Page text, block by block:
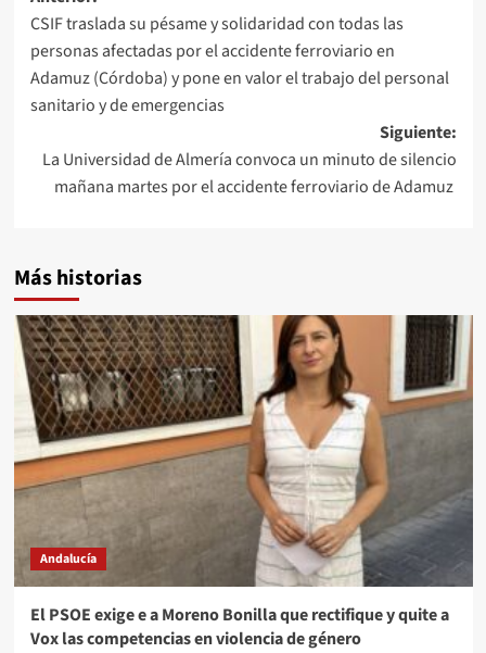
de
entradas
CSIF traslada su pésame y solidaridad con todas las
personas afectadas por el accidente ferroviario en
Adamuz (Córdoba) y pone en valor el trabajo del personal
sanitario y de emergencias
Siguiente:
La Universidad de Almería convoca un minuto de silencio
mañana martes por el accidente ferroviario de Adamuz
Más historias
Andalucía
El PSOE exige e a Moreno Bonilla que rectifique y quite a
Vox las competencias en violencia de género